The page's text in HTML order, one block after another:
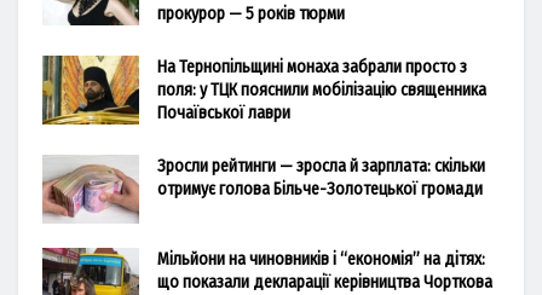
прокурор — 5 років тюрми
На Тернопільщині монаха забрали просто з
поля: у ТЦК пояснили мобілізацію священника
Почаївської лаври
Зросли рейтинги — зросла й зарплата: скільки
отримує голова Більче-Золотецької громади
Мільйони на чиновників і “економія” на дітях:
що показали декларації керівництва Чорткова